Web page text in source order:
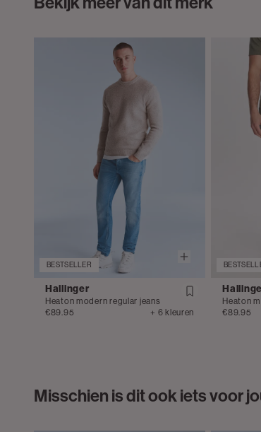
BESTSELLER
Hallinger
Heaton modern regular jeans
€89.95
+ 6 kleuren
Heaton
€89.95
Misschien is dit ook iets voor